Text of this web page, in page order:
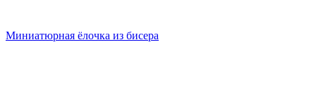
Миниатюрная ёлочка из бисера